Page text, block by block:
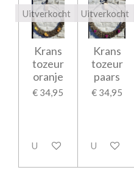
Uitverkocht
Krans
tozeur
oranje
€ 34,95
Uitverkocht
Uitverkocht
Krans
tozeur
paars
€ 34,95
Uitverkocht